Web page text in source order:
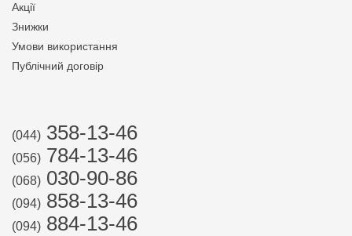
Акції
Знижки
Умови використання
Публічний договір
(044) 358-13-46
(056) 784-13-46
(068) 030-90-86
(094) 858-13-46
(094) 884-13-46